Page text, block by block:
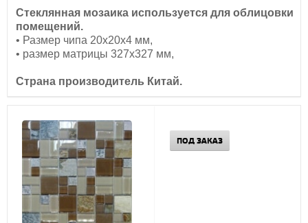
Стеклянная мозаика используется для облицовки
помещений.
• Размер чипа 20х20х4 мм,
• размер матрицы 327х327 мм,
Страна производитель Китай.
ПОД ЗАКАЗ